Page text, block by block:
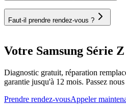
Faut-il prendre rendez-vous ?
Votre Samsung Série
Diagnostic gratuit, réparation
garantie jusqu'à 12 mois. Passez
Prendre rendez-vousAppeler